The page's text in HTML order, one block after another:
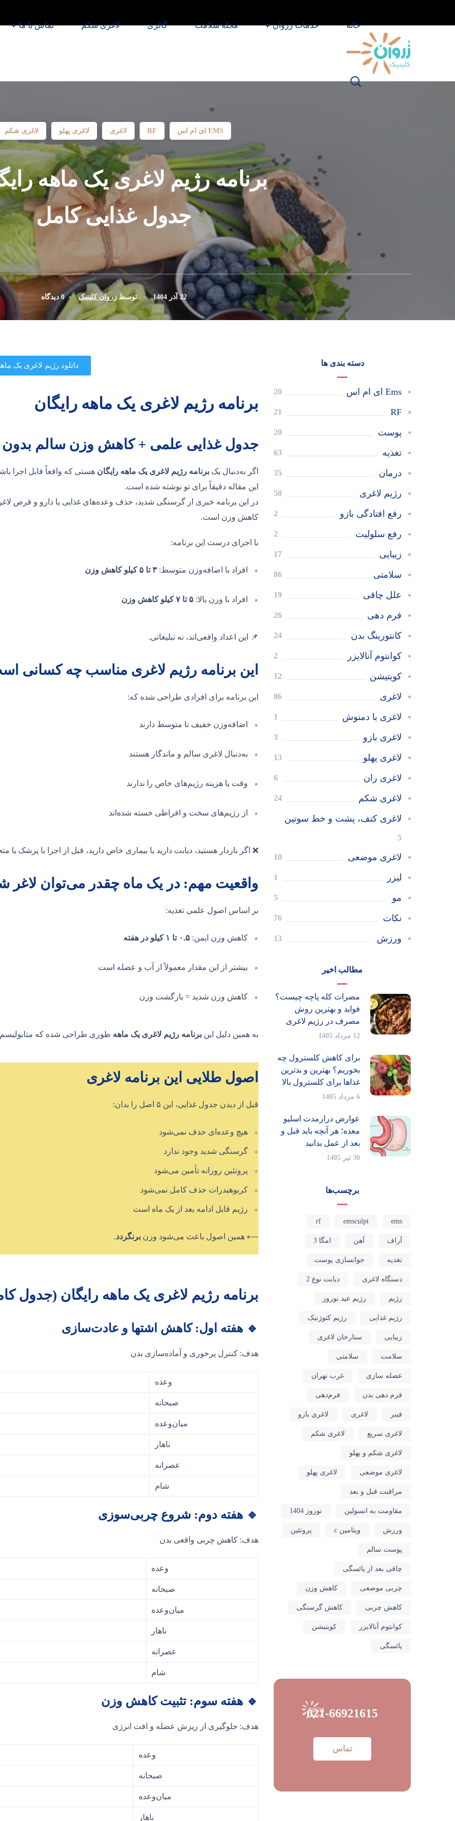
خانه خدمات زروان مجله سلامت گالری لاغری شکم تماس با ما
EMS ای ام اس RF لاغری لاغری پهلو لاغری شکم
برنامه رژیم لاغری یک ماهه
جدول غذایی کامل
22 آذر 1404 توسطزروان کلینیک 0 دیدگاه
دانلود رژیم لاغری یک
برنامه رژیم لاغری یک ماهه رایگان
جدول غذایی علمی + کاهش وزن سالم
اگر به‌دنبال یک برنامه رژیم لاغری یک ماهه رایگان هستی که واقعاً قابل اجرا
این مقاله دقیقاً برای تو نوشته شده است.
در این برنامه خبری از گرسنگی شدید، حذف وعده‌های غذایی یا دارو و قرص
کاهش وزن است.
با اجرای درست این برنامه:
افراد با اضافه‌وزن متوسط: ۳ تا ۵ کیلو کاهش وزن
افراد با وزن بالا: ۵ تا ۷ کیلو کاهش وزن
📌 این اعداد واقعی‌اند، نه تبلیغاتی.
این برنامه رژیم لاغری مناسب چه کسانی
این برنامه برای افرادی طراحی شده که:
اضافه‌وزن خفیف تا متوسط دارند
به‌دنبال لاغری سالم و ماندگار هستند
وقت یا هزینه رژیم‌های خاص را ندارند
از رژیم‌های سخت و افراطی خسته شده‌اند
❌ اگر باردار هستید، دیابت دارید یا بیماری خاص دارید، قبل از اجرا با پزشک
واقعیت مهم: در یک ماه چقدر می‌توان لاغر
بر اساس اصول علمی تغذیه:
کاهش وزن ایمن: ۰.۵ تا ۱ کیلو در هفته
بیشتر از این مقدار معمولاً از آب و عضله است
کاهش وزن شدید = بازگشت وزن
به همین دلیل این برنامه رژیم لاغری یک ماهه طوری طراحی شده که متابولیسم
اصول طلایی این برنامه لاغری
قبل از دیدن جدول غذایی، این ۵ اصل را بدان:
هیچ وعده‌ای حذف نمی‌شود
گرسنگی شدید وجود ندارد
پروتئین روزانه تأمین می‌شود
کربوهیدرات حذف کامل نمی‌شود
رژیم قابل ادامه بعد از یک ماه است
⟵ همین اصول باعث می‌شود وزن برنگردد.
برنامه رژیم لاغری یک ماهه رایگان (جدول
🔹 هفته اول: کاهش اشتها و عادت‌سازی
هدف: کنترل پرخوری و آماده‌سازی بدن
وعده
صبحانه
میان‌وعده
ناهار
عصرانه
شام
🔹 هفته دوم: شروع چربی‌سوزی
هدف: کاهش چربی واقعی بدن
وعده
صبحانه
میان‌وعده
ناهار
عصرانه
شام
🔹 هفته سوم: تثبیت کاهش وزن
هدف: جلوگیری از ریزش عضله و افت انرژی
وعده
صبحانه
میان‌وعده
ناهار
دسته بندی ها
Ems ای ام اس 20
RF
21
پوست 20
تغذیه 63
درمان 35
رژیم لاغری 50
رفع افتادگی بازو 2
رفع سلولیت 2
زیبایی 17
سلامتی 86
علل چاقی 19
فرم دهی 26
کانتورینگ بدن 24
کوانتوم آنالایزر 2
کویتیشن 12
لاغری 86
لاغری با دمنوش 1
لاغری بازو 3
لاغری پهلو 13
لاغری ران 6
لاغری شکم 24
لاغری کتف، پشت و خط سوتین
5
لاغری موضعی 10
لیزر 1
مو 5
نکات 76
ورزش 13
مطالب اخیر
مضرات کله پاچه چیست؟
فواید و بهترین روش
مصرف در رژیم لاغری
12 مرداد 1405
برای کاهش کلسترول چه
بخوریم؟ بهترین و بدترین
غذاها برای کلسترول بالا
6 مرداد 1405
عوارض درازمدت اسلیو
معده؛ هر آنچه باید قبل و
بعد از عمل بدانید
30 تیر 1405
برچسب‌ها
ems
emsculpt
rf
آراف آهن امگا 3
تغذیه جوانسازی پوست
دستگاه لاغری دیابت نوع 2
رژیم رژیم عید نوروز
رژیم غذایی رژیم کتوژنیک
زیبایی ستارخان لاغری
سلامت سلامتی
عضله سازی غرب تهران
فرم دهی بدن فرم‌دهی
فیبر لاغری لاغری بازو
لاغری سریع لاغری شکم
لاغری شکم و پهلو
لاغری موضعی لاغری پهلو
مراقبت قبل و بعد
مقاومت به انسولین نوروز 1404
ورزش ویتامین c پروتئین
پوست سالم
چاقی بعد از یائسگی
چربی موضعی کاهش وزن
کاهش چربی کاهش گرسنگی
کوانتوم آنالایزر کویتیشن
یائسگی
021-66921615
تماس